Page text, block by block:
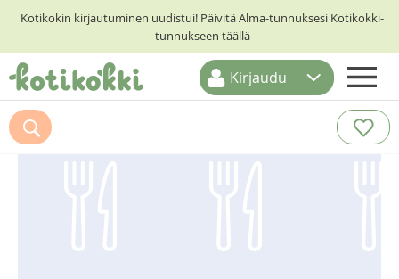
Kotikokin kirjautuminen uudistui! Päivitä Alma-tunnuksesi Kotikokki-
tunnukseen täällä
ETUSIVU
RESEPTIHAKU
Kirjaudu
Suosittelemme myös